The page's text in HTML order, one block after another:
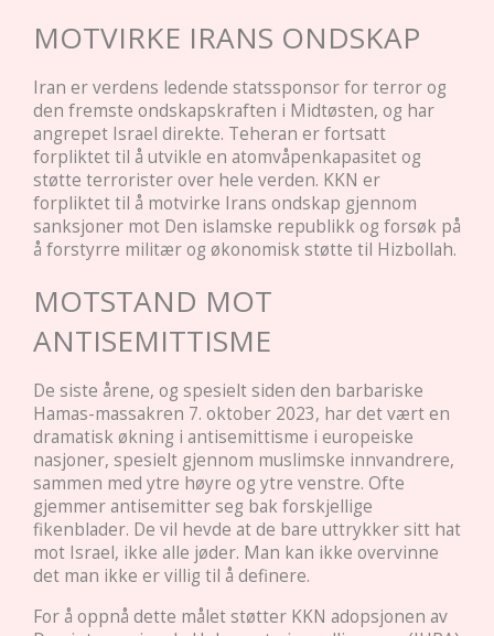
MOTVIRKE IRANS ONDSKAP
Iran er verdens ledende statssponsor for terror og
den fremste ondskapskraften i Midtøsten, og har
angrepet Israel direkte. Teheran er fortsatt
forpliktet til å utvikle en atomvåpenkapasitet og
støtte terrorister over hele verden. KKN er
forpliktet til å motvirke Irans ondskap gjennom
sanksjoner mot Den islamske republikk og forsøk på
å forstyrre militær og økonomisk støtte til Hizbollah.
MOTSTAND MOT
ANTISEMITTISME
De siste årene, og spesielt siden den barbariske
Hamas-massakren 7. oktober 2023, har det vært en
dramatisk økning i antisemittisme i europeiske
nasjoner, spesielt gjennom muslimske innvandrere,
sammen med ytre høyre og ytre venstre. Ofte
gjemmer antisemitter seg bak forskjellige
fikenblader. De vil hevde at de bare uttrykker sitt hat
mot Israel, ikke alle jøder. Man kan ikke overvinne
det man ikke er villig til å definere.
For å oppnå dette målet støtter KKN adopsjonen av